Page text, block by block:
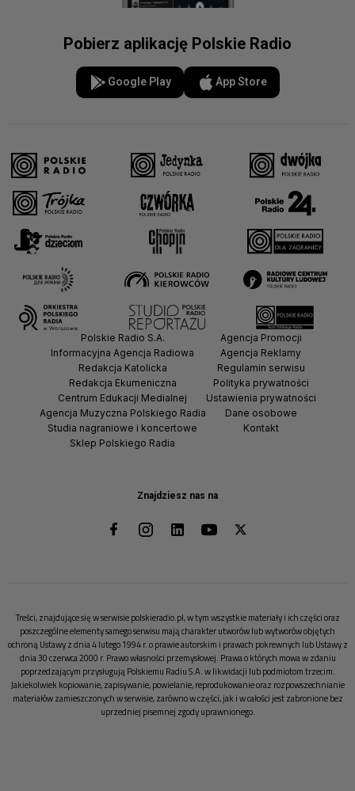
Pobierz aplikację Polskie Radio
Google Play App Store
Znajdziesz nas na
Polskie Radio S.A.
Informacyjna Agencja Radiowa
Redakcja Katolicka
Redakcja Ekumeniczna
Centrum Edukacji Medialnej
Agencja Muzyczna Polskiego Radia
Studia nagraniowe i koncertowe
Sklep Polskiego Radia
Agencja Promocji
Agencja Reklamy
Regulamin serwisu
Polityka prywatności
Ustawienia prywatności
Dane osobowe
Kontakt
Treści, znajdujące się w serwisie polskieradio.pl, w tym wszystkie materiały i ich części oraz
poszczególne elementy samego serwisu mają charakter utworów lub wytworów objętych
ochroną Ustawy z dnia 4 lutego 1994 r. o prawie autorskim i prawach pokrewnych lub Ustawy z
dnia 30 czerwca 2000 r. Prawo własności przemysłowej. Prawa o których mowa w zdaniu
poprzedzającym przysługują Polskiemu Radiu S.A. w likwidacji lub podmiotom trzecim.
Jakiekolwiek kopiowanie, zapisywanie, powielanie, reprodukowanie oraz rozpowszechnianie
materiałów zamieszczonych w serwisie, zarówno w części, jak i w całości jest zabronione bez
uprzedniej pisemnej zgody uprawnionego.